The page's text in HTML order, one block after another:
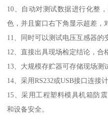
10、自动对测试数据进行化整
色，并且窗口右下角显示超差，
11、同时可以测试电压互感器的
12、直接出具现场检定结论，合
13、大规模存贮器可存储现场测
14、采用RS232或USB接口连接
15、采用工程塑料模具机箱防
和设备安全。